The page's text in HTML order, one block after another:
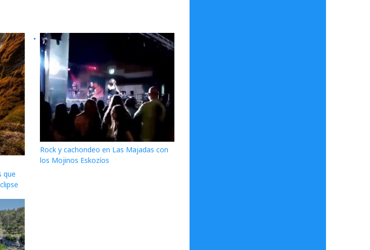
que
Rock y cachondeo en Las Majadas con
los Mojinos Eskozíos